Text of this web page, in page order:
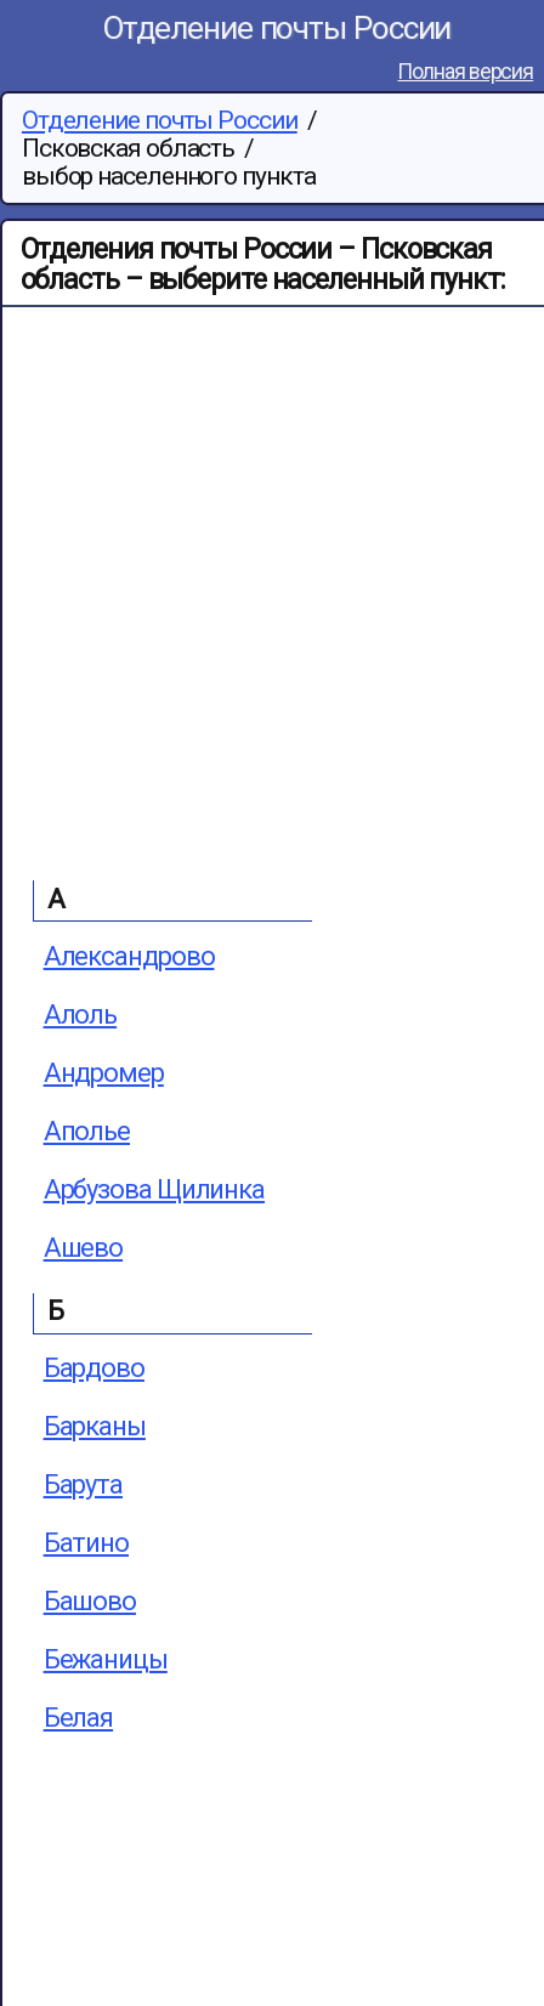
Отделение почты России
Полная версия
Отделение почты России /
Псковская область /
выбор населенного пункта
Отделения почты России – Псковская
область – выберите населенный пункт:
А
Александрово
Алоль
Андромер
Аполье
Арбузова Щилинка
Ашево
Б
Бардово
Барканы
Барута
Батино
Башово
Бежаницы
Белая